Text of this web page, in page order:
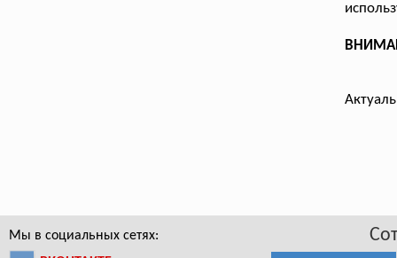
Мы в социальных сетях: